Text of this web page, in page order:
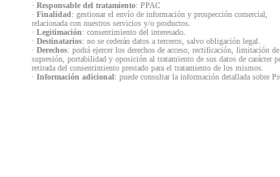
· Responsable del tratamiento: PPAC
· Finalidad: gestionar el envío de información y prospección comercial,
relacionada con nuestros servicios y/o productos.
· Legitimación: consentimiento del interesado.
· Destinatarios: no se cederán datos a terceros, salvo obligación legal.
· Derechos: podrá ejercer los derechos de acceso, rectificación, limitación
supresión, portabilidad y oposición al tratamiento de sus datos de carácter
retirada del consentimiento prestado para el tratamiento de los mismos.
· Información adicional: puede consultar la información detallada sobre